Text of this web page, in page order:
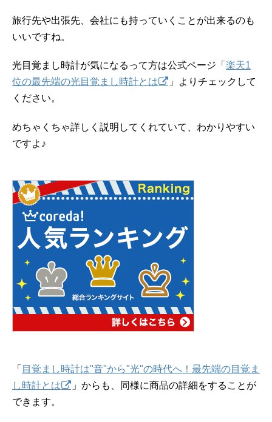
旅行先や出張先、会社にも持っていくことが出来るのも
いいですね。
光目覚まし時計が気になるって方は公式ページ「 楽天1
位の最先端の光目覚まし時計とは
」よりチェックして
ください。
めちゃくちゃ詳しく説明してくれていて、わかりやすい
ですよ♪
「 目覚まし時計は"音"から"光"の時代へ！最先端の目覚ま
し時計とは
」からも、同様に商品の詳細をすることが
できます。